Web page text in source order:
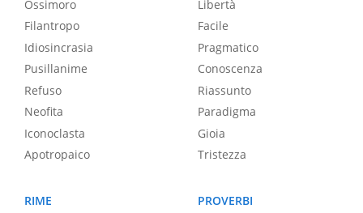
Ossimoro
Filantropo
Idiosincrasia
Pusillanime
Refuso
Neofita
Iconoclasta
Apotropaico
Libertà
Facile
Pragmatico
Conoscenza
Riassunto
Paradigma
Gioia
Tristezza
RIME
PROVERBI